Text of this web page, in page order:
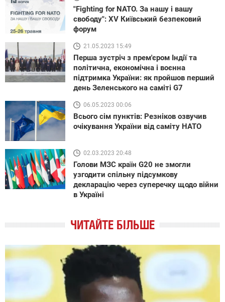
"Fighting for NATO. За нашу і вашу
свободу": XV Київський безпековий
форум
21.05.2023 15:49
Перша зустріч з прем'єром Індії та
політична, економічна і воєнна
підтримка України: як пройшов перший
день Зеленського на саміті G7
06.05.2023 00:06
Всього сім пунктів: Резніков озвучив
очікування України від саміту НАТО
02.03.2023 20:48
Голови МЗС країн G20 не змогли
узгодити спільну підсумкову
декларацію через суперечку щодо війни
в Україні
ЧИТАЙТЕ БІЛЬШЕ